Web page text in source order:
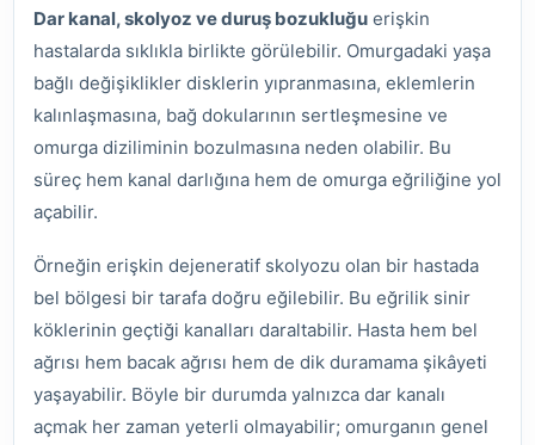
Dar kanal, skolyoz ve duruş bozukluğu erişkin
hastalarda sıklıkla birlikte görülebilir. Omurgadaki yaşa
bağlı değişiklikler disklerin yıpranmasına, eklemlerin
kalınlaşmasına, bağ dokularının sertleşmesine ve
omurga diziliminin bozulmasına neden olabilir. Bu
süreç hem kanal darlığına hem de omurga eğriliğine yol
açabilir.
Örneğin erişkin dejeneratif skolyozu olan bir hastada
bel bölgesi bir tarafa doğru eğilebilir. Bu eğrilik sinir
köklerinin geçtiği kanalları daraltabilir. Hasta hem bel
ağrısı hem bacak ağrısı hem de dik duramama şikâyeti
yaşayabilir. Böyle bir durumda yalnızca dar kanalı
açmak her zaman yeterli olmayabilir; omurganın genel